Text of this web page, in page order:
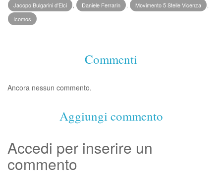
Jacopo Bulgarini d'Elci
Daniele Ferrarin Movimento 5 Stelle Vicenza
Icomos
Commenti
Ancora nessun commento.
Aggiungi commento
Accedi per inserire un
commento